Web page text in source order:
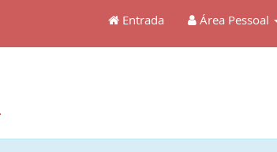
Entrada Área Pessoal